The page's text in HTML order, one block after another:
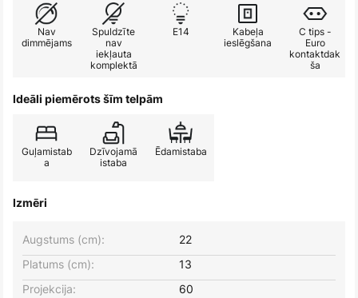
Nav
dimmējams
Spuldzīte
nav
iekļauta
komplektā
E14
Kabeļa
ieslēgšana
C tips -
Euro
kontaktdak
ša
Ideāli piemērots šīm telpām
Guļamistab
a
Dzīvojamā
istaba
Ēdamistaba
Izmēri
Platums (cm): 13
Augstums (cm): 22
Projekcija: 60